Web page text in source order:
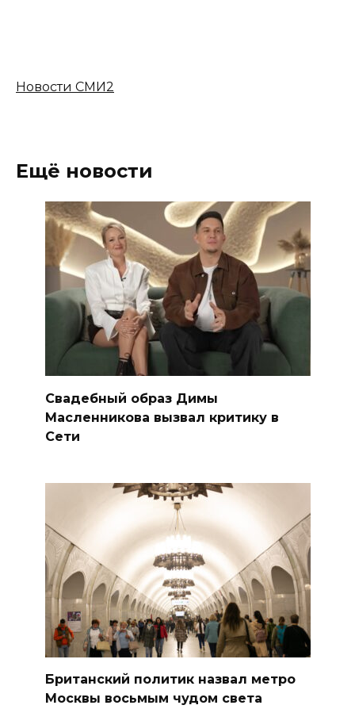
Новости СМИ2
Ещё новости
Свадебный образ Димы
Масленникова вызвал критику в
Сети
Британский политик назвал метро
Москвы восьмым чудом света